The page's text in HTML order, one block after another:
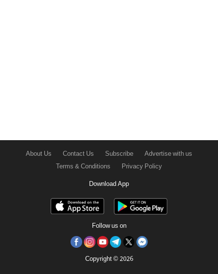
About Us Contact Us Subscribe
Advertise with us
Terms & Conditions
Privacy Policy
Download App
Follow us on
Copyright © 2026